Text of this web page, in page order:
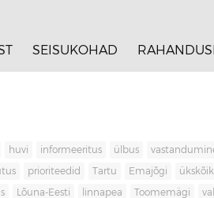
SEISUKOHAD
huvi informeeritus ülbus
prioriteedid Tartu Emajõgi
Lõuna-Eesti linnapea Toomemägi